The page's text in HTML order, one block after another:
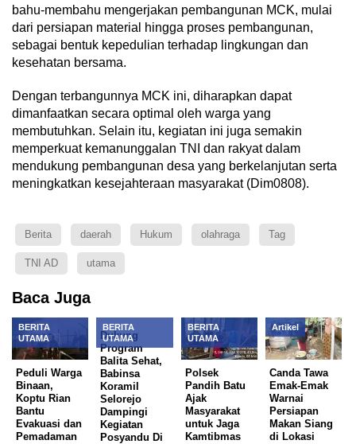
bahu-membahu mengerjakan pembangunan MCK, mulai
dari persiapan material hingga proses pembangunan,
sebagai bentuk kepedulian terhadap lingkungan dan
kesehatan bersama.
Dengan terbangunnya MCK ini, diharapkan dapat
dimanfaatkan secara optimal oleh warga yang
membutuhkan. Selain itu, kegiatan ini juga semakin
memperkuat kemanunggalan TNI dan rakyat dalam
mendukung pembangunan desa yang berkelanjutan serta
meningkatkan kesejahteraan masyarakat (Dim0808).
Berita daerah Hukum olahraga Tag
TNI AD utama
Baca Juga
BERITA
UTAMA
Peduli Warga
Binaan,
Koptu Rian
Bantu
Evakuasi dan
Pemadaman
BERITA
UTAMA
Dukung
Program
Balita Sehat,
Babinsa
Koramil
Selorejo
Dampingi
Kegiatan
Posyandu Di
BERITA
UTAMA
Polsek
Pandih Batu
Ajak
Masyarakat
untuk Jaga
Kamtibmas
Artikel
Canda Tawa
Emak-Emak
Warnai
Persiapan
Makan Siang
di Lokasi